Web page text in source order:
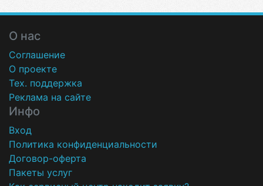
О нас
Соглашение
О проекте
Тех. поддержка
Реклама на сайте
Инфо
Вход
Политика конфиденциальности
Договор-оферта
Пакеты услуг